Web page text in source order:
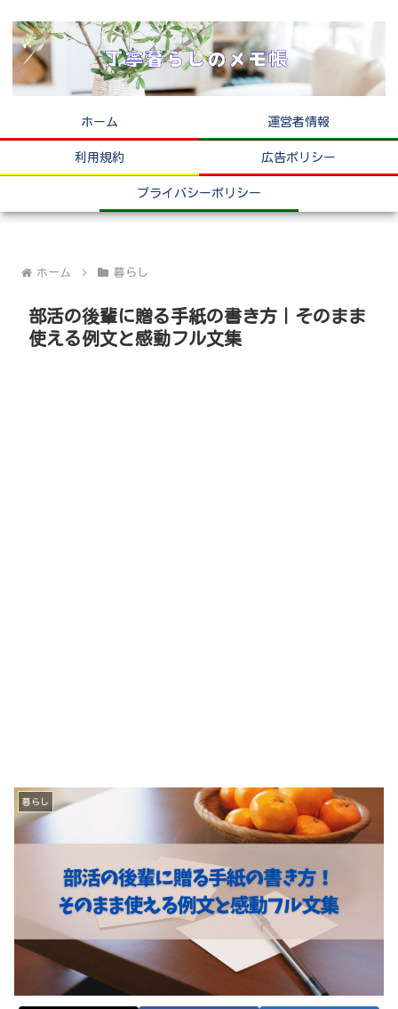
ホーム 運営者情報
利用規約 広告ポリシー
プライバシーポリシー
ホーム 暮らし
部活の後輩に贈る手紙の書き方｜そのまま
使える例文と感動フル文集
暮らし